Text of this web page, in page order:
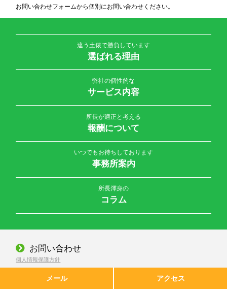
お問い合わせフォームから個別にお問い合わせください。
違う土俵で勝負しています
選ばれる理由
弊社の個性的な
サービス内容
所長が適正と考える
報酬について
いつでもお待ちしております
事務所案内
所長渾身の
コラム
お問い合わせ
個人情報保護方針
メール アクセス